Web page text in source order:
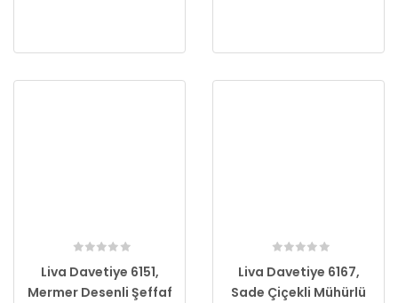
Liva Davetiye 6151,
Mermer Desenli Şeffaf
Liva Davetiye 6167,
Sade Çiçekli Mühürlü